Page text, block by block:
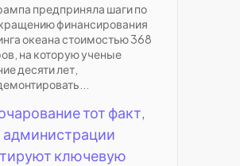
предприняла шаги по
финансирования
океана стоимостью 368
на которую ученые
десяти лет,
тот факт,
администрации
ключевую